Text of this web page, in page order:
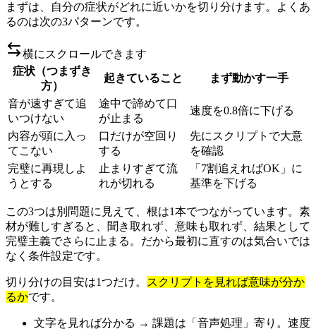
まずは、自分の症状がどれに近いかを切り分けます。よくあ
るのは次の3パターンです。
横にスクロールできます
症状（つまずき
方）
起きていること まず動かす一手
音が速すぎて追
いつけない
途中で諦めて口
が止まる
速度を0.8倍に下げる
内容が頭に入っ
てこない
口だけが空回り
する
先にスクリプトで大意
を確認
完璧に再現しよ
うとする
止まりすぎて流
れが切れる
「7割追えればOK」に
基準を下げる
この3つは別問題に見えて、根は1本でつながっています。素
材が難しすぎると、聞き取れず、意味も取れず、結果として
完璧主義でさらに止まる。だから最初に直すのは気合いでは
なく条件設定です。
切り分けの目安は1つだけ。
スクリプトを見れば意味が分か
るかです。
文字を見れば分かる → 課題は「音声処理」寄り。速度